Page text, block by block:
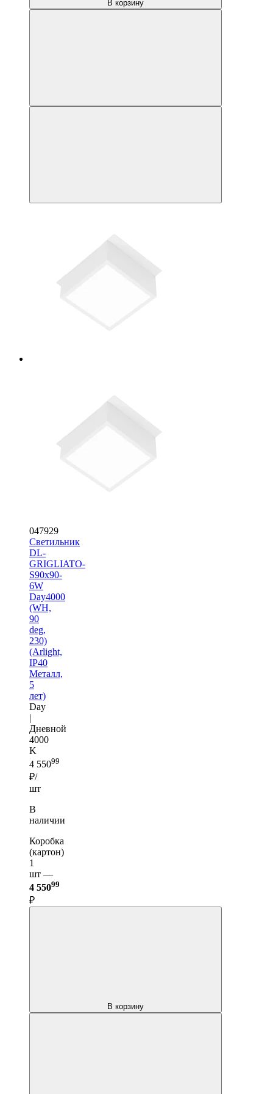
В корзину
047929
Светильник
DL-
GRIGLIATO-
S90x90-
6W
Day4000
(WH,
90
deg,
230)
(Arlight,
IP40
Металл,
5
лет)
Day
|
Дневной
4000
K
4 55099
₽/
шт
В
наличии
Коробка
(картон)
1
шт —
4 55099
₽
В корзину